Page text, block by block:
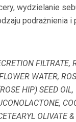
wydzielanie
podrażnienia i
FILTRATE,
WATER,
HIP) SEED OIL,
OLIVATE